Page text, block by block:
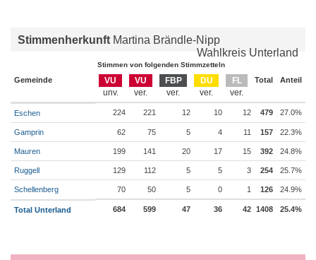
Stimmenherkunft Martina Brändle-Nipp
Wahlkreis Unterland
Stimmen von folgenden Stimmzetteln
Gemeinde VU VU FBP DU FL Total Anteil
Eschen 224 221 12 10 12 479 27.0%
Gamprin 62 75 5 4 11 157 22.3%
Mauren 199 141 20 17 15 392 24.8%
Ruggell 129 112 5 5 3 254 25.7%
Schellenberg 70 50 5 0 1 126 24.9%
Total Unterland 684 599 47 36 42 1408 25.4%